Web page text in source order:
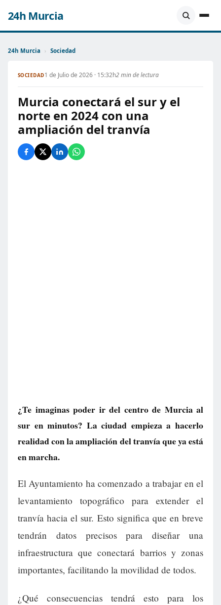
24h Murcia
24h Murcia › Sociedad
SOCIEDAD1 de Julio de 2026 · 15:32h2 min de lectura
Murcia conectará el sur y el
norte en 2024 con una
ampliación del tranvía
¿Te imaginas poder ir del centro de Murcia al
sur en minutos? La ciudad empieza a hacerlo
realidad con la ampliación del tranvía que ya está
en marcha.
El Ayuntamiento ha comenzado a trabajar en el
levantamiento topográfico para extender el
tranvía hacia el sur. Esto significa que en breve
tendrán datos precisos para diseñar una
infraestructura que conectará barrios y zonas
importantes, facilitando la movilidad de todos.
¿Qué consecuencias tendrá esto para los